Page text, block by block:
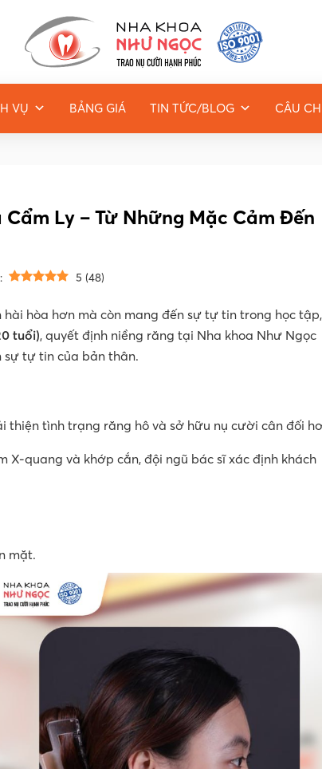
VỤ BẢNG GIÁ TIN TỨC/BLOG CÂU
Ly – Từ Những Mặc Cảm Đến
5 (48)
hòa hơn mà còn mang đến sự tự tin trong học tập,
tuổi), quyết định niềng răng tại Nha khoa Như Ngọc
tự tin của bản thân.
thiện tình trạng răng hô và sở hữu nụ cười cân đối
X-quang và khớp cắn, đội ngũ bác sĩ xác định khách
mặt.